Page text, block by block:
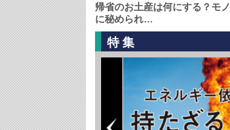
帰省のお土産は何にする？モノ
に秘められ…
特集